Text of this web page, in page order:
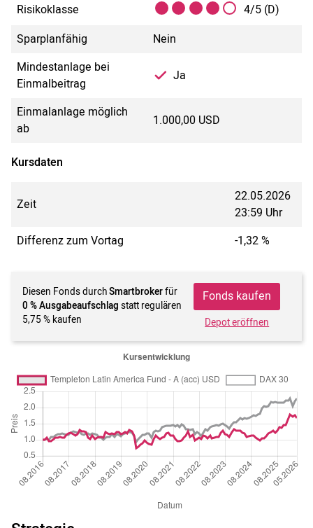
Risikoklasse
4/5 (D)
Sparplanfähig
Nein
Mindestanlage bei
Einmalbeitrag
Ja
Einmalanlage möglich
ab
1.000,00 USD
Kursdaten
Zeit
22.05.2026
23:59 Uhr
Differenz zum Vortag
-1,32 %
Diesen Fonds durchSmartbrokerfür
0 % Ausgabeaufschlag statt regulären
5,75 % kaufen
Fonds kaufen
Depot eröffnen